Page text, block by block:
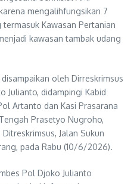
mengalihfungsikan 7
Kawasan Pertanian
kawasan tambak udang
oleh Dirreskrimsus
Julianto, didampingi Kabid
Artanto dan Kasi Prasarana
Prasetyo Nugroho,
Jalan Sukun
pada Rabu (10/6/2026).
Pol Djoko Julianto